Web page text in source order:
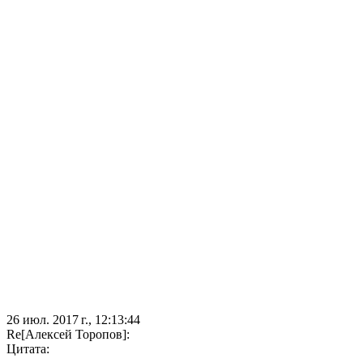
26 июл. 2017 г., 12:13:44
Re[Алексей Торопов]:
Цитата: